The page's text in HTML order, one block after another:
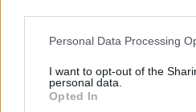
Please note that this website/
not limited to your visit or usage
grant or deny consent to Google
use your data for below
Personal Data Processing
I want to opt-out of the
personal data.
Opted In
05/08/2026
Πρώτο δυνατό τεστ της